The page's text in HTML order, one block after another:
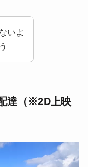
いよ
達（※2D上映